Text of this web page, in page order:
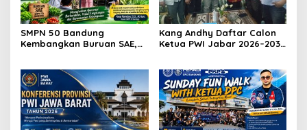
SMPN 50 Bandung
Kembangkan Buruan SAE,
Kang Andhy Daftar Calon
Ketua PWI Jabar 2026–2031,
Karier Internasional